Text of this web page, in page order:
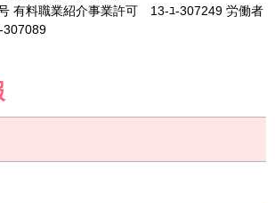
有料職業紹介事業許可 13-ﾕ-307249 労働者